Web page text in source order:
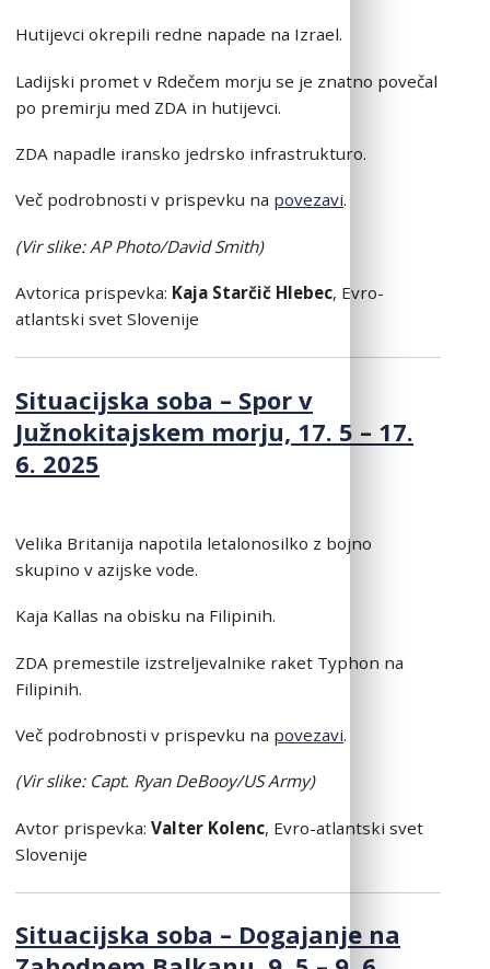
Hutijevci okrepili redne napade na Izrael.
Ladijski promet v Rdečem morju se je znatno povečal
po premirju med ZDA in hutijevci.
ZDA napadle iransko jedrsko infrastrukturo.
Več podrobnosti v prispevku na povezavi.
(Vir slike: AP Photo/David Smith)
Avtorica prispevka: Kaja Starčič Hlebec, Evro-
atlantski svet Slovenije
Situacijska soba – Spor v
Južnokitajskem morju, 17. 5 – 17.
6. 2025
Velika Britanija napotila letalonosilko z bojno
skupino v azijske vode.
Kaja Kallas na obisku na Filipinih.
ZDA premestile izstreljevalnike raket Typhon na
Filipinih.
Več podrobnosti v prispevku na povezavi.
(Vir slike: Capt. Ryan DeBooy/US Army)
Avtor prispevka: Valter Kolenc, Evro-atlantski svet
Slovenije
Situacijska soba – Dogajanje na